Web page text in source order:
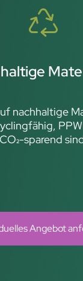
nachhaltige
CO₂-sparend
Angebot